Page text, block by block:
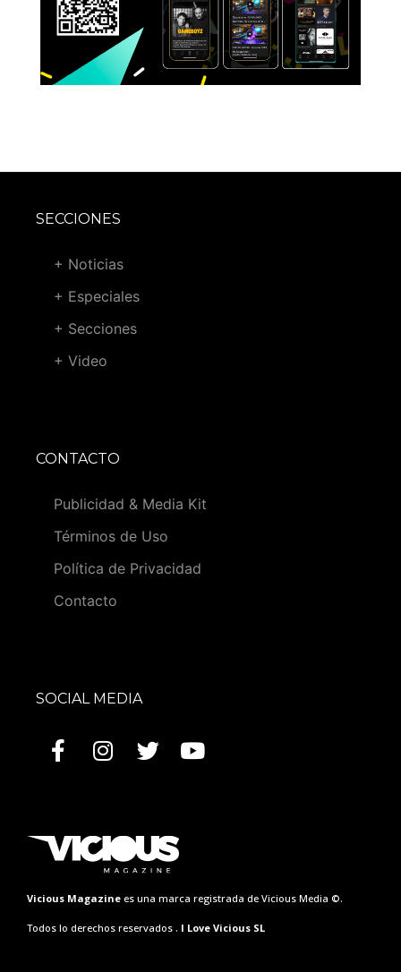
SECCIONES
+ Noticias
+ Especiales
+ Secciones
+ Video
CONTACTO
Publicidad & Media Kit
Términos de Uso
Política de Privacidad
Contacto
SOCIAL MEDIA
Vicious Magazine es una marca registrada de Vicious Media ©.
Todos lo derechos reservados . I Love Vicious SL